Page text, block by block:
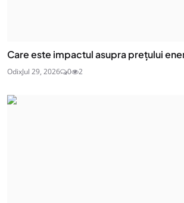
Care este impactul asupra prețului
OdixJul 29, 2026 0 2